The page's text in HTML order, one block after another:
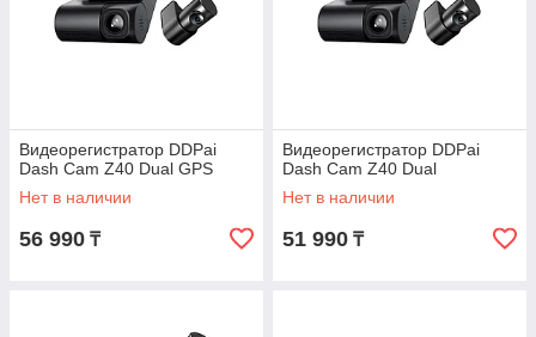
Видеорегистратор DDPai
Dash Cam Z40 Dual GPS
Нет в наличии
56 990 ₸
Видеорегистратор DDPai
Dash Cam Z40 Dual
Нет в наличии
51 990 ₸